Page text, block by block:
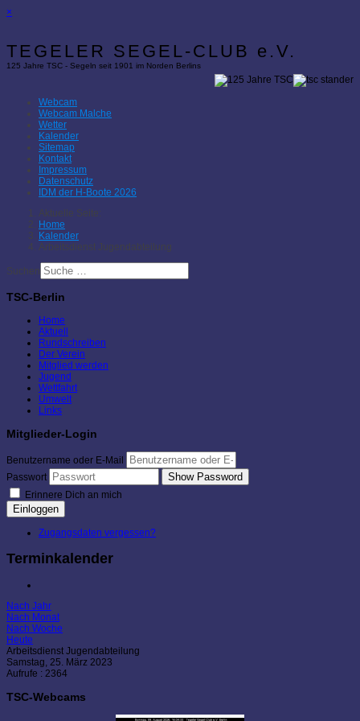
×
TEGELER SEGEL-CLUB e.V.
125 Jahre TSC - Segeln seit 1901 im Norden Berlins
Webcam
Webcam Malche
Wetter
Kalender
Sitemap
Kontakt
Impressum
Datenschutz
IDM der H-Boote 2026
Aktuelle Seite:
Home
Kalender
Arbeitsdienst Jugendabteilung
Suchen
TSC-Berlin
Home
Aktuell
Rundschreiben
Der Verein
Mitglied werden
Jugend
Wettfahrt
Umwelt
Links
Mitglieder-Login
Benutzername oder E-Mail
Passwort
Show Password
Erinnere Dich an mich
Einloggen
Zugangsdaten vergessen?
Terminkalender
Nach Jahr
Nach Monat
Nach Woche
Heute
Arbeitsdienst Jugendabteilung
Samstag, 25. März 2023
Aufrufe : 2364
TSC-Webcams